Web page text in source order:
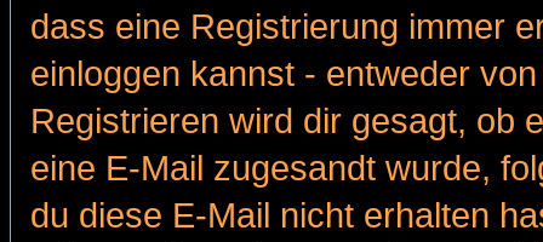
dass eine Registrierung immer
einloggen kannst - entweder
Registrieren wird dir gesagt, ob
eine E-Mail zugesandt wurde,
du diese E-Mail nicht erhalten